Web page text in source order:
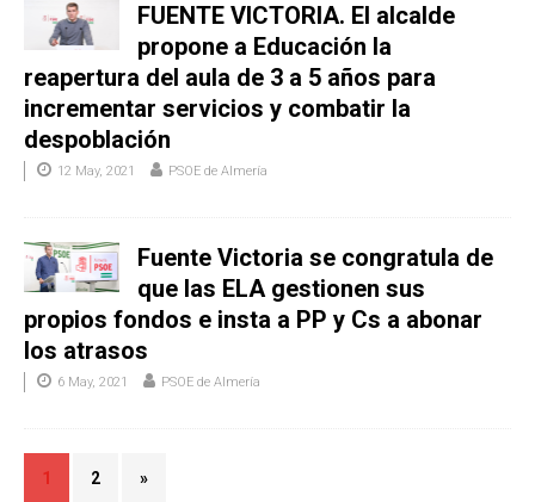
FUENTE VICTORIA. El alcalde
propone a Educación la
reapertura del aula de 3 a 5 años para
incrementar servicios y combatir la
despoblación
12 May, 2021 PSOE de Almería
Fuente Victoria se congratula de
que las ELA gestionen sus
propios fondos e insta a PP y Cs a abonar
los atrasos
6 May, 2021 PSOE de Almería
1 2 »